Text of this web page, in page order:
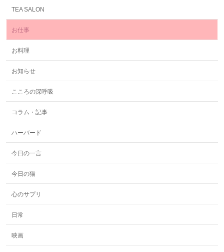
TEA SALON
お仕事
お料理
お知らせ
こころの深呼吸
コラム・記事
ハーバード
今日の一言
今日の猫
心のサプリ
日常
映画